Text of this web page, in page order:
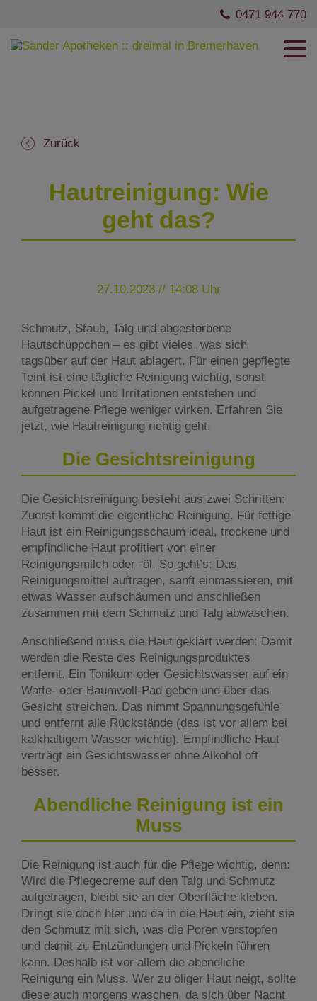
0471 944 770
Zurück
Hautreinigung: Wie
geht das?
27.10.2023 // 14:08 Uhr
Schmutz, Staub, Talg und abgestorbene
Hautschüppchen – es gibt vieles, was sich
tagsüber auf der Haut ablagert. Für einen gepflegte
Teint ist eine tägliche Reinigung wichtig, sonst
können Pickel und Irritationen entstehen und
aufgetragene Pflege weniger wirken. Erfahren Sie
jetzt, wie Hautreinigung richtig geht.
Die Gesichtsreinigung
Die Gesichtsreinigung besteht aus zwei Schritten:
Zuerst kommt die eigentliche Reinigung. Für fettige
Haut ist ein Reinigungsschaum ideal, trockene und
empfindliche Haut profitiert von einer
Reinigungsmilch oder -öl. So geht’s: Das
Reinigungsmittel auftragen, sanft einmassieren, mit
etwas Wasser aufschäumen und anschließen
zusammen mit dem Schmutz und Talg abwaschen.
Anschließend muss die Haut geklärt werden: Damit
werden die Reste des Reinigungsproduktes
entfernt. Ein Tonikum oder Gesichtswasser auf ein
Watte- oder Baumwoll-Pad geben und über das
Gesicht streichen. Das nimmt Spannungsgefühle
und entfernt alle Rückstände (das ist vor allem bei
kalkhaltigem Wasser wichtig). Empfindliche Haut
verträgt ein Gesichtswasser ohne Alkohol oft
besser.
Abendliche Reinigung ist ein
Muss
Die Reinigung ist auch für die Pflege wichtig, denn:
Wird die Pflegecreme auf den Talg und Schmutz
aufgetragen, bleibt sie an der Oberfläche kleben.
Dringt sie doch hier und da in die Haut ein, zieht sie
den Schmutz mit sich, was die Poren verstopfen
und damit zu Entzündungen und Pickeln führen
kann. Deshalb ist vor allem die abendliche
Reinigung ein Muss. Wer zu öliger Haut neigt, sollte
diese auch morgens waschen, da sich über Nacht